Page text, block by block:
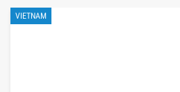
VIETNAM